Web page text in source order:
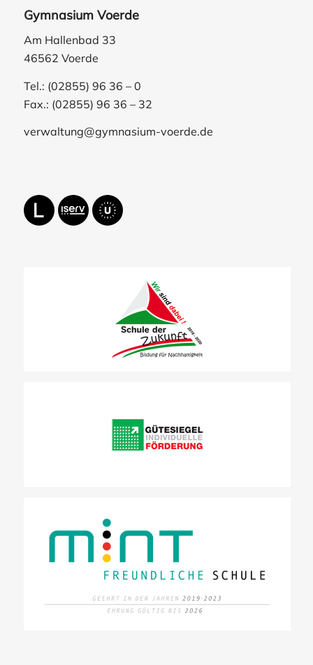
Gymnasium Voerde
Am Hallenbad 33
46562 Voerde
Tel.: (02855) 96 36 – 0
Fax.: (02855) 96 36 – 32
verwaltung@gymnasium-voerde.de